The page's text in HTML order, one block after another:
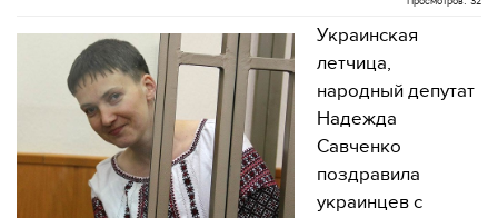
Украинская
летчица,
народный депутат
Надежда
Савченко
поздравила
украинцев с